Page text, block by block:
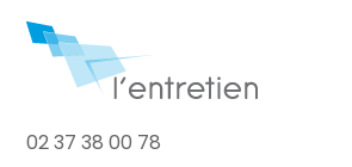
02 37 38 00 78